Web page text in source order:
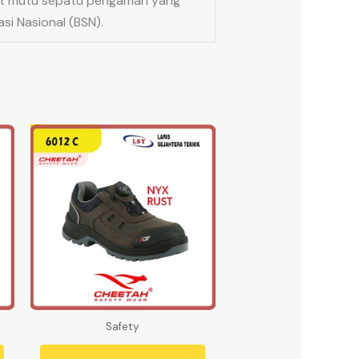
Nasional (BSN).
Safety